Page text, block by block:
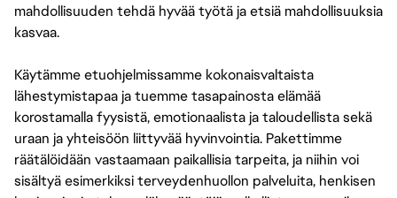
mahdollisuuden tehdä hyvää työtä ja etsiä mahdollisuuksia
kasvaa.
Käytämme etuohjelmissamme kokonaisvaltaista
lähestymistapaa ja tuemme tasapainosta elämää
korostamalla fyysistä, emotionaalista ja taloudellista sekä
uraan ja yhteisöön liittyvää hyvinvointia. Pakettimme
räätälöidään vastaamaan paikallisia tarpeita, ja niihin voi
sisältyä esimerkiksi terveydenhuollon palveluita, henkisen